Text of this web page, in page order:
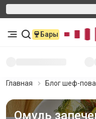
Бары
Главная Блог шеф-
Омуль